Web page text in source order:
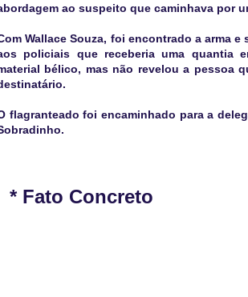
ao suspeito que caminhava por
Wallace Souza, foi encontrado a arma
policiais que receberia uma quantia
bélico, mas não revelou a pessoa
flagranteado foi encaminhado para a
* Fato Concreto